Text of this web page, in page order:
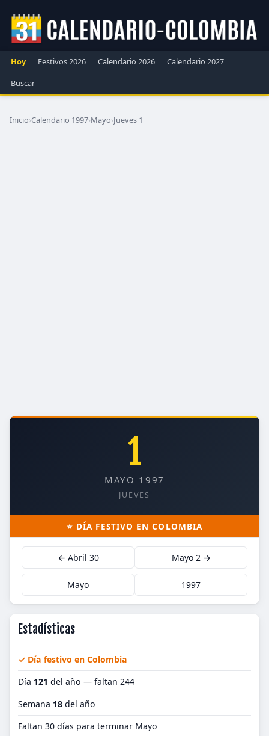
Hoy Festivos 2026 Calendario 2026
Calendario 2027
Buscar
Inicio›Calendario 1997›Mayo›Jueves 1
1
MAYO 1997
JUEVES
⭐ DÍA FESTIVO EN COLOMBIA
← Abril 30 Mayo 2 →
Mayo 1997
Estadísticas
✓ Día festivo en Colombia
Día 121 del año — faltan 244
Semana 18 del año
Faltan 30 días para terminar Mayo